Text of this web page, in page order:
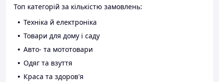
Топ категорій за кількістю замовлень:
Техніка й електроніка
Товари для дому і саду
Авто- та мототовари
Одяг та взуття
Краса та здоров'я